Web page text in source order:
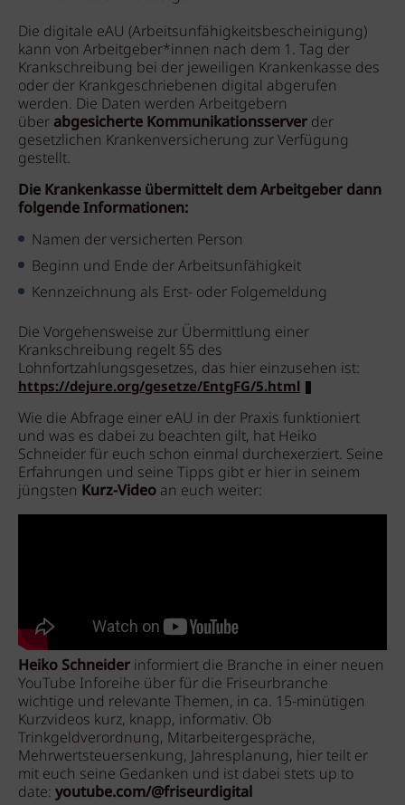
Die digitale eAU (Arbeitsunfähigkeitsbescheinigung)
kann von Arbeitgeber*innen nach dem 1. Tag der
Krankschreibung bei der jeweiligen Krankenkasse des
oder der Krankgeschriebenen digital abgerufen
werden. Die Daten werden Arbeitgebern
über abgesicherte Kommunikationsserver der
gesetzlichen Krankenversicherung zur Verfügung
gestellt.
Die Krankenkasse übermittelt dem Arbeitgeber dann
folgende Informationen:
Namen der versicherten Person
Beginn und Ende der Arbeitsunfähigkeit
Kennzeichnung als Erst- oder Folgemeldung
Die Vorgehensweise zur Übermittlung einer
Krankschreibung regelt §5 des
Lohnfortzahlungsgesetzes, das hier einzusehen ist:
https://dejure.org/gesetze/EntgFG/5.html
Wie die Abfrage einer eAU in der Praxis funktioniert
und was es dabei zu beachten gilt, hat Heiko
Schneider für euch schon einmal durchexerziert. Seine
Erfahrungen und seine Tipps gibt er hier in seinem
jüngsten Kurz-Video an euch weiter:
Heiko Schneider informiert die Branche in einer neuen
YouTube Inforeihe über für die Friseurbranche
wichtige und relevante Themen, in ca. 15-minütigen
Kurzvideos kurz, knapp, informativ. Ob
Trinkgeldverordnung, Mitarbeitergespräche,
Mehrwertsteuersenkung, Jahresplanung, hier teilt er
mit euch seine Gedanken und ist dabei stets up to
date: youtube.com/@friseurdigital